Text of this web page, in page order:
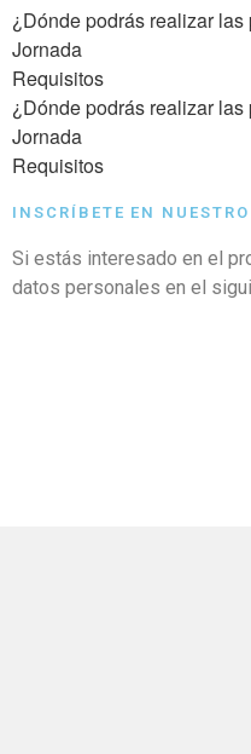
¿Dónde podrás realizar las
Jornada
Requisitos
¿Dónde podrás realizar las
Jornada
Requisitos
INSCRÍBETE EN
Si estás interesado en el
datos personales en el